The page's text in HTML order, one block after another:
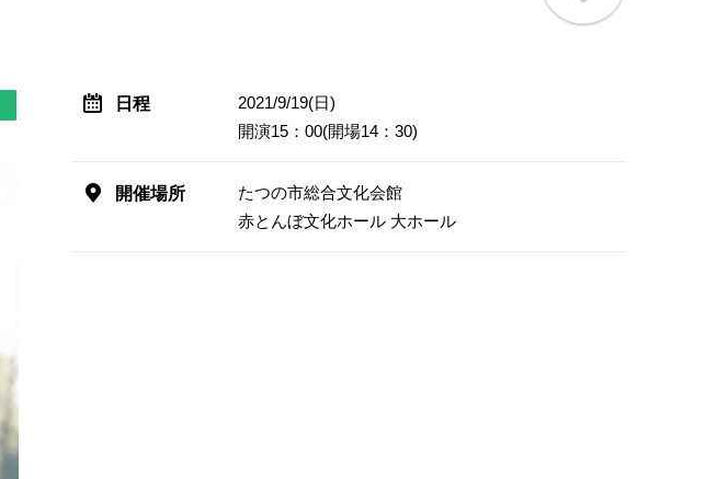
日程
2021/9/19(日)
開演15：00(開場14：30)
開催場所
たつの市総合文化会館
赤とんぼ文化ホール 大ホール